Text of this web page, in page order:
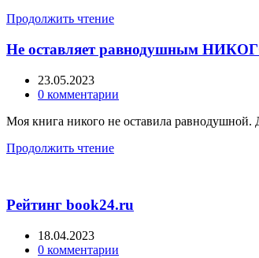
Продолжить чтение
Не оставляет равнодушным
23.05.2023
0 комментарии
Моя книга никого не оставила равнодушной.
Продолжить чтение
Рейтинг book24.ru
18.04.2023
0 комментарии